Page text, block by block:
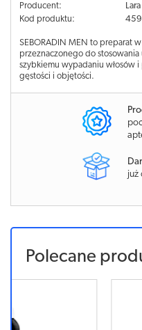
Producent:
Lara
Kod produktu:
SEBORADIN MEN to preparat
przeznaczonego do
szybkiemu wypadaniu włosów
gęstości i objętości.
już
Polecane